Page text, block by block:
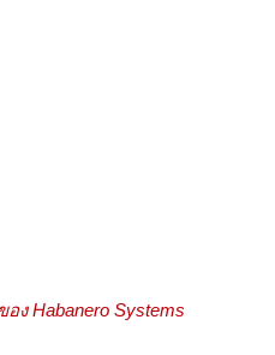
ง Habanero Systems